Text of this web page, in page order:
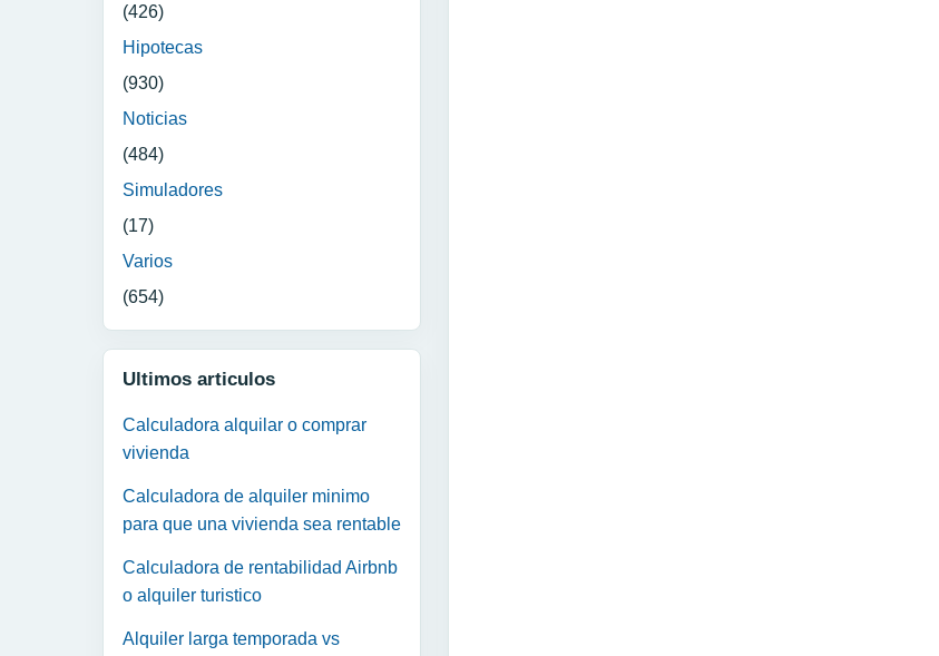
(426)
Hipotecas
(930)
Noticias
(484)
Simuladores
(17)
Varios
(654)
Ultimos articulos
Calculadora alquilar o comprar
vivienda
Calculadora de alquiler minimo
para que una vivienda sea rentable
Calculadora de rentabilidad Airbnb
o alquiler turistico
Alquiler larga temporada vs